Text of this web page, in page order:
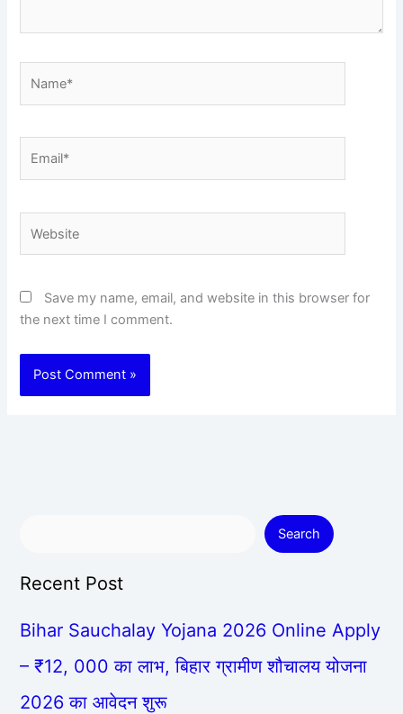
Save my name, email, and website in this browser for
the next time I comment.
Search
Recent Post
Bihar Sauchalay Yojana 2026 Online Apply
– ₹12, 000 का लाभ, बिहार ग्रामीण शौचालय योजना
2026 का आवेदन शुरू